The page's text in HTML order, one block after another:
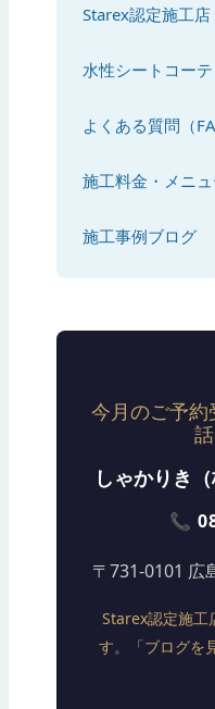
Starex認定施工
水性シートコー
よくある質問（
施工料金・メニ
施工事例ブログ
今月のご予
しゃかりき
📞
〒731-0101 広
Starex認定施工
す。「ブログを